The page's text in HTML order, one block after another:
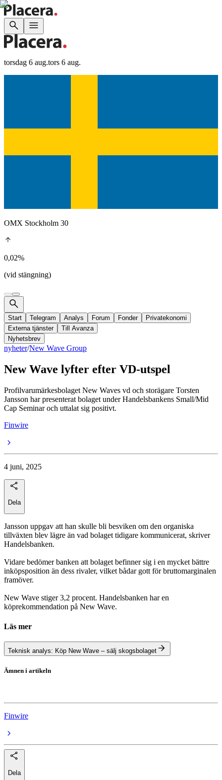
torsdag 6 aug.tors 6 aug.
OMX Stockholm 30
0,02%
(vid stängning)
Start Telegram Analys Forum Fonder
Privatekonomi
Externa tjänster
Till Avanza
Nyhetsbrev
nyheter/New Wave Group
New Wave lyfter efter VD-utspel
Profilvarumärkesbolaget New Waves vd och storägare Torsten
Jansson har presenterat bolaget under Handelsbankens Small/Mid
Cap Seminar och uttalat sig positivt.
Finwire
4 juni, 2025
Dela
Jansson uppgav att han skulle bli besviken om den organiska
tillväxten blev lägre än vad bolaget tidigare kommunicerat, skriver
Handelsbanken.
Vidare bedömer banken att bolaget befinner sig i en mycket bättre
inköpsposition än dess rivaler, vilket bådar gott för bruttomarginalen
framöver.
New Wave stiger 3,2 procent. Handelsbanken har en
köprekommendation på New Wave.
Läs mer
Teknisk analys: Köp New Wave – sälj skogsbolaget
Ämnen i artikeln
Finwire
Dela